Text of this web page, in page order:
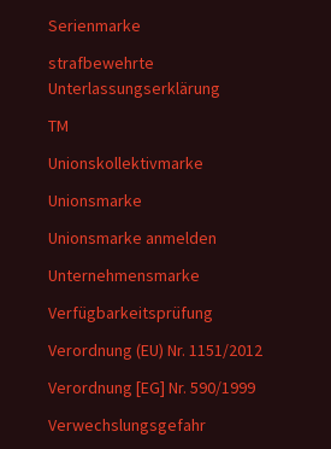
Serienmarke
strafbewehrte
Unterlassungserklärung
TM
Unionskollektivmarke
Unionsmarke
Unionsmarke anmelden
Unternehmensmarke
Verfügbarkeitsprüfung
Verordnung (EU) Nr. 1151/2012
Verordnung [EG] Nr. 590/1999
Verwechslungsgefahr